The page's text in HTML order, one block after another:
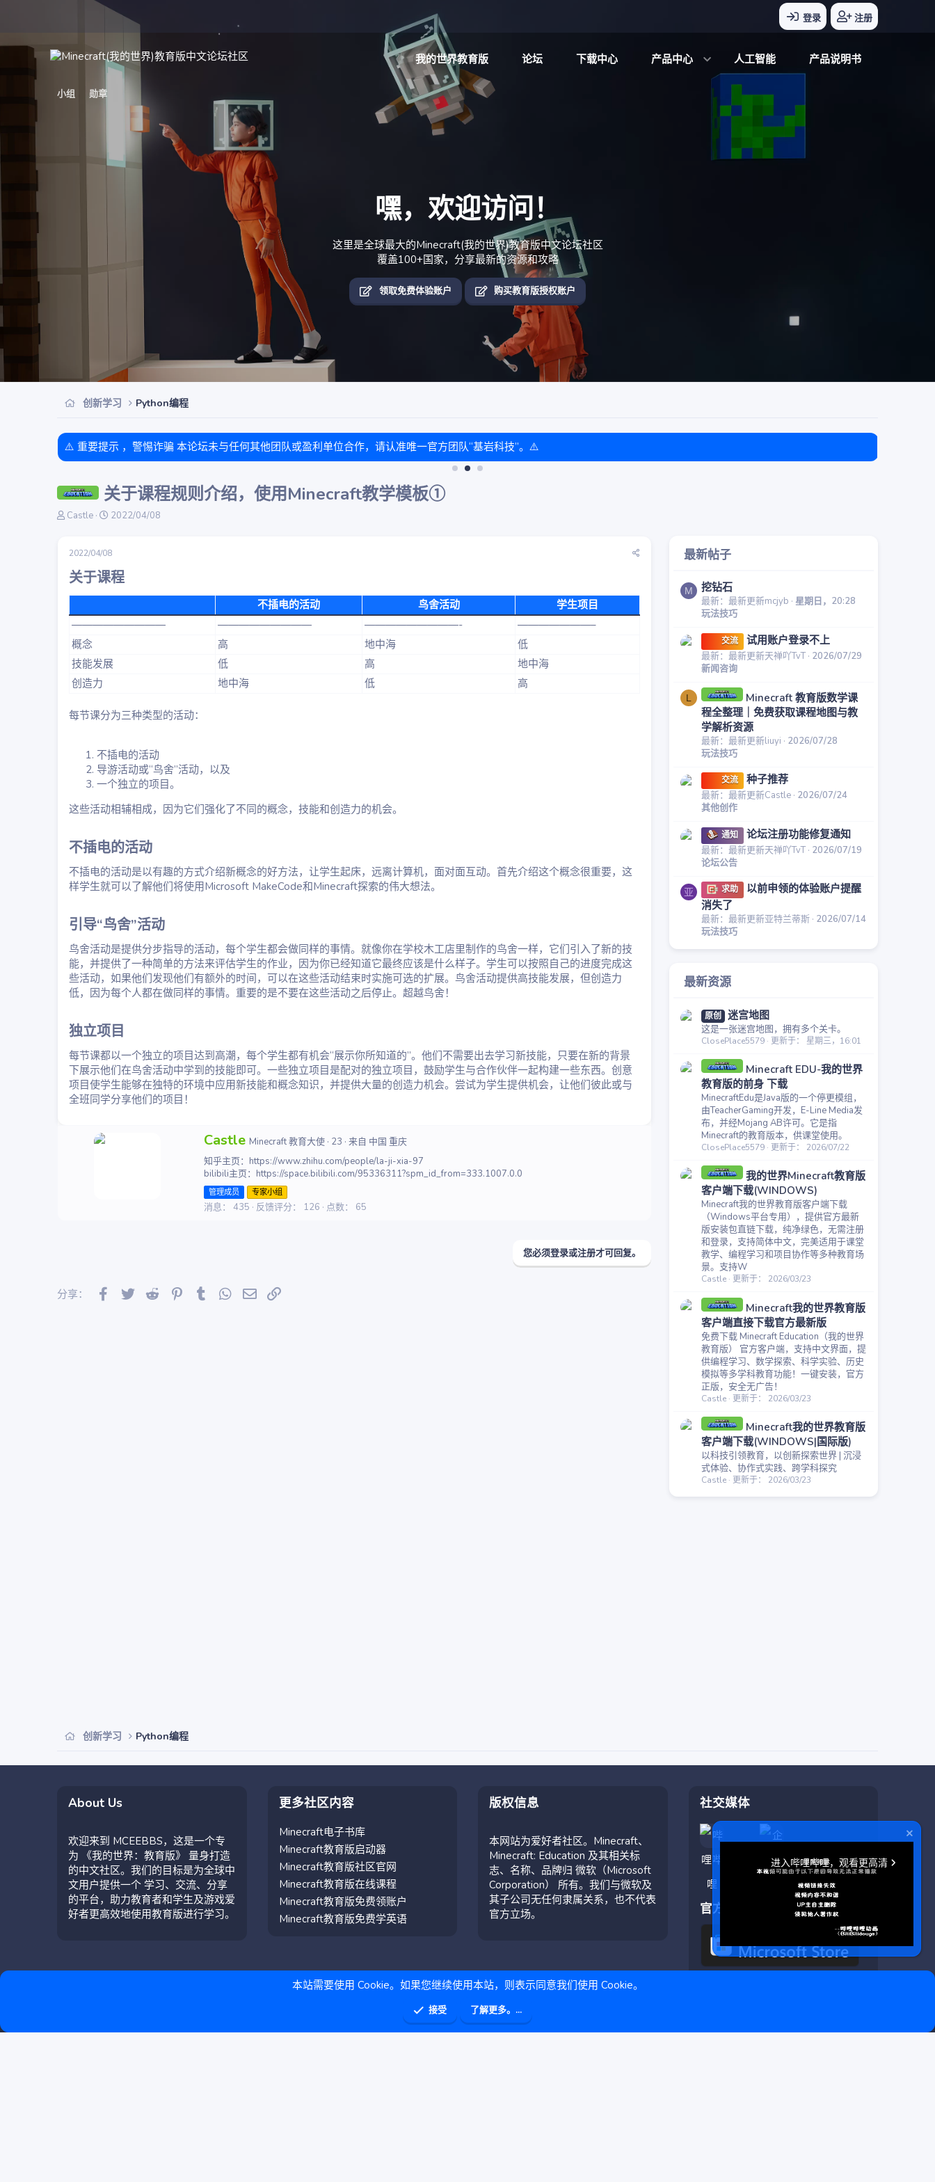
登录 注册
我的世界教育版 论坛 下载中心 产品中心 人工智能 产品说明书
小组 勋章
嘿，欢迎访问！
这里是全球最大的Minecraft(我的世界)教育版中文论坛社区
覆盖100+国家，分享最新的资源和攻略
领取免费体验账户 购买教育版授权账户
创新学习 Python编程
⚠️ 重要提示 ，警惕诈骗 本论坛未与任何其他团队或盈利单位合作，请认准唯一官方团队“基岩科技”。⚠️
关于课程规则介绍，使用Minecraft教学模板①
主
起
Castle
开
间
2022/04/08
2022/04/08
关于课程​
不插电的活动 鸟舍活动
学生项目
—————————
————————— —————————-
———————–
概念
高 地中海
低
技能发展
低 高
地中海
创造力
地中海 低 高
每节课分为三种类型的活动：
不插电的活动
导游活动或“鸟舍”活动，以及
一个独立的项目。
这些活动相辅相成，因为它们强化了不同的概念，技能和创造力的机会。
不插电的活动​
不插电的活动是以有趣的方式介绍新概念的好方法，让学生起床，远离计算机，面对面互动。首先介绍这个概念很重要，这
样学生就可以了解他们将使用Microsoft MakeCode和Minecraft探索的伟大想法。
引导“鸟舍”活动​
鸟舍活动是提供分步指导的活动，每个学生都会做同样的事情。就像你在学校木工店里制作的鸟舍一样，它们引入了新的技
能，并提供了一种简单的方法来评估学生的作业，因为你已经知道它最终应该是什么样子。学生可以按照自己的进度完成这
些活动，如果他们发现他们有额外的时间，可以在这些活动结束时实施可选的扩展。鸟舍活动提供高技能发展，但创造力
低，因为每个人都在做同样的事情。重要的是不要在这些活动之后停止。超越鸟舍！
独立项目​
每节课都以一个独立的项目达到高潮，每个学生都有机会“展示你所知道的”。他们不需要出去学习新技能，只要在新的背景
下展示他们在鸟舍活动中学到的技能即可。一些独立项目是配对的独立项目，鼓励学生与合作伙伴一起构建一些东西。创意
项目使学生能够在独特的环境中应用新技能和概念知识，并提供大量的创造力机会。尝试为学生提供机会，让他们彼此或与
全班同学分享他们的项目！
撰
者
Castle Minecraft 教育大使 · 23 · 来自 中国 重庆
知乎主页：https://www.zhihu.com/people/la-ji-xia-97
bilibili主页：https://space.bilibili.com/95336311?spm_id_from=333.1007.0.0
管理成员 专家小组
消息 435 反馈评分 126 点数 65
您必须登录或注册才可回复。
分享： Facebook
Twitter Reddit Pinterest
Tumblr WhatsApp
邮件
最新帖子
M 挖钻石
最新：最新更新mcjyb 星期日，20:28
玩法技巧
交流 试用账户登录不上
最新：最新更新天禅吖TvT 2026/07/29
新闻咨询
L
Minecraft 教育版数学课
程全整理｜免费获取课程地图与教
学解析资源
最新：最新更新liuyi
2026/07/28
玩法技巧
交流 种子推荐
最新：最新更新Castle 2026/07/24
其他创作
通知 论坛注册功能修复通知
最新：最新更新天禅吖TvT 2026/07/19
论坛公告
亚 求助
以前申领的体验账户提醒
消失了
最新：最新更新亚特兰蒂斯 2026/07/14
玩法技巧
最新资源
原创 迷宫地图
这是一张迷宫地图，拥有多个关卡。
ClosePlace5579 更新于： 星期三，16:01
Minecraft EDU-我的世界
教育版的前身 下载
MinecraftEdu是Java版的一个停更模组，
由TeacherGaming开发，E-Line Media发
布，并经Mojang AB许可。它是指
Minecraft的教育版本，供课堂使用。
ClosePlace5579 更新于： 2026/07/22
我的世界Minecraft教育版
客户端下载(WINDOWS)
Minecraft我的世界教育版客户端下载
（Windows平台专用），提供官方最新
版安装包直链下载，纯净绿色，无需注册
和登录，支持简体中文，完美适用于课堂
教学、编程学习和项目协作等多种教育场
景。支持W
Castle 更新于： 2026/03/23
Minecraft我的世界教育版
客户端直接下载官方最新版
免费下载 Minecraft Education（我的世界
教育版） 官方客户端，支持中文界面，提
供编程学习、数学探索、科学实验、历史
模拟等多学科教育功能！一键安装，官方
正版，安全无广告！
Castle 更新于： 2026/03/23
Minecraft我的世界教育版
客户端下载(WINDOWS|国际版)
以科技引领教育，以创新探索世界 | 沉浸
式体验、协作式实践、跨学科探究
Castle 更新于： 2026/03/23
创新学习 Python编程
About Us
欢迎来到 MCEEBBS，这是一个专
为 《我的世界：教育版》 量身打造
的中文社区。我们的目标是为全球中
文用户提供一个 学习、交流、分享
的平台，助力教育者和学生及游戏爱
好者更高效地使用教育版进行学习。
更多社区内容
Minecraft电子书库
Minecraft教育版启动器
Minecraft教育版社区官网
Minecraft教育版在线课程
Minecraft教育版免费领账户
Minecraft教育版免费学英语
版权信息
本网站为爱好者社区。Minecraft、
Minecraft: Education 及其相关标
志、名称、品牌归 微软（Microsoft
Corporation） 所有。我们与微软及
其子公司无任何隶属关系，也不代表
官方立场。
社交媒体
官方应用
S
本站需要使用 Cookie。如果您继续使用本站，则表示同意我们使用 Cookie。
接受 了解更多。...